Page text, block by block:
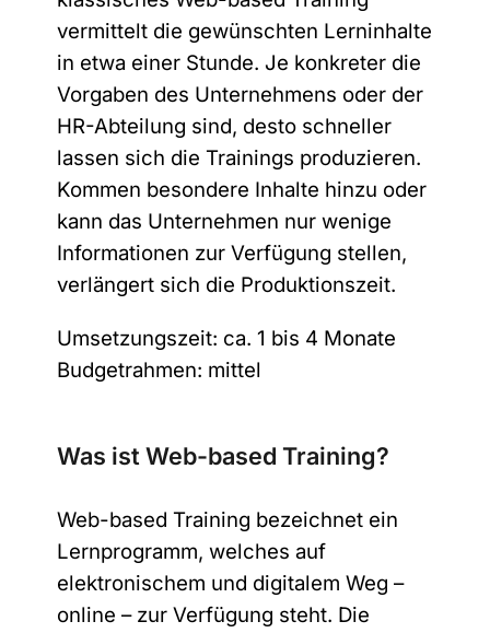
vermittelt die gewünschten Lerninhalte
in etwa einer Stunde. Je konkreter die
Vorgaben des Unternehmens oder der
HR-Abteilung sind, desto schneller
lassen sich die Trainings produzieren.
Kommen besondere Inhalte hinzu oder
kann das Unternehmen nur wenige
Informationen zur Verfügung stellen,
verlängert sich die Produktionszeit.
Umsetzungszeit: ca. 1 bis 4 Monate
Budgetrahmen: mittel
Was ist Web-based Training?
Web-based Training bezeichnet ein
Lernprogramm, welches auf
elektronischem und digitalem Weg –
online – zur Verfügung steht. Die
Anmelden
A
l
t
e
r
t
i